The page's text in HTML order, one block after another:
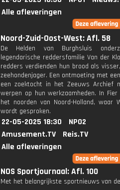
Alle afleveringen
Noord-Zuid-Oost-West: Afl. 58
De Helden van Burghsluis
legendarische reddersfamilie Van der
redders verdienden hun brood als
zeehondenjager. Een ontmoeting met
een zoektocht in het Zeeuws Archief
werpen op hun werkzaamheden. In
het noorden van Noord-Holland, waar
wordt gesproken.
22-05-2025 18:30
NPO2
Amusement.TV
Reis.TV
Alle afleveringen
NOS Sportjournaal: Afl. 100
Met het belangrijkste sportnieuws van